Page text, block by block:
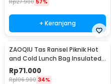
Rp27.900 57%
+ Keranjang
ZAOQIU Tas Ransel Piknik Hot
and Cold Lunch Bag Insulated
Backpack - YY29
Rp71.000
Rp106.900 34%